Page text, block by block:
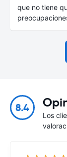
que no tiene
8.4
Los